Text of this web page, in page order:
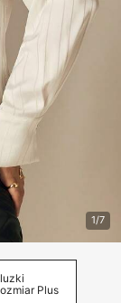
1/7
Plus